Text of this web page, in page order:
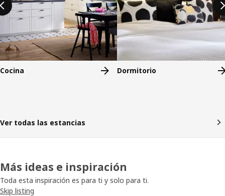
Cocina Dormitorio
Ver todas las estancias
Más ideas e inspiración
Toda esta inspiración es para ti y solo para ti.
Skip listing